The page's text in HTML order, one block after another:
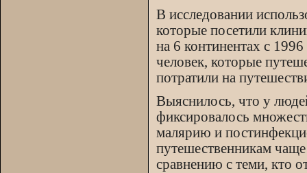
В исследовании
которые посетили
на 6 континентах с
человек, которые
потратили на
Выяснилось, что у
фиксировалось
малярию и
путешественникам чаще
сравнению с теми, кто